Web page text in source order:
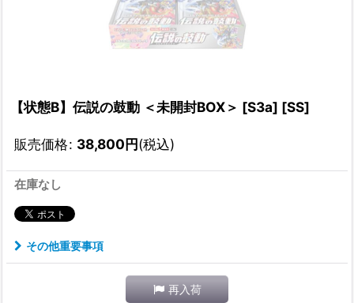
【状態B】伝説の鼓動 ＜未開封BOX＞ [S3a] [SS]
販売価格: 38,800円(税込)
在庫なし
その他重要事項
再入荷